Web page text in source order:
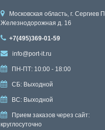
Московская область, г. Сергиев
Железнодорожная д. 16
+7(495)369-01-59
info@port-it.ru
ПН-ПТ: 10:00 - 18:00
СБ: Выходной
ВС: Выходной
Прием заказов через сайт:
круглосуточно